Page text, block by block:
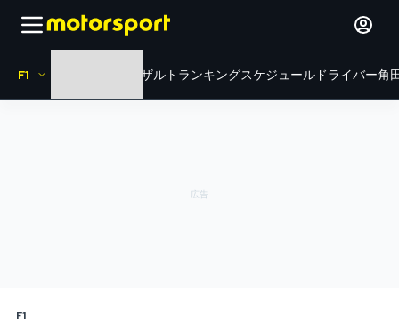
F1 リザルト ランキングスケジュール ドライバー角
F1